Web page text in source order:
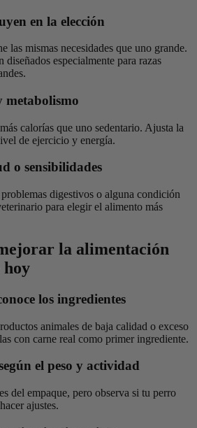
en la elección
las mismas necesidades que uno grande.
especialmente para razas
metabolismo
calorías que uno sedentario. Ajusta la
de ejercicio y energía.
o sensibilidades
digestivos o alguna condición
para elegir el alimento más
la alimentación
hoy
los ingredientes
animales de baja calidad o exceso
con carne real como primer ingrediente.
el peso y actividad
del empaque, pero observa si tu perro
ajustes.